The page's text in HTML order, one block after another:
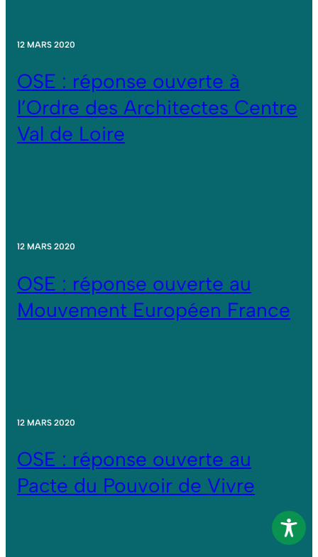
12 MARS 2020
OSE : réponse ouverte à
l’Ordre des Architectes Centre
Val de Loire
12 MARS 2020
OSE : réponse ouverte au
Mouvement Européen France
12 MARS 2020
OSE : réponse ouverte au
Pacte du Pouvoir de Vivre